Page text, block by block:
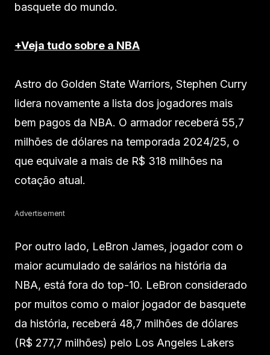
basquete do mundo.
+Veja tudo sobre a NBA
Astro do Golden State Warriors, Stephen Curry
lidera novamente a lista dos jogadores mais
bem pagos da NBA. O armador receberá 55,7
milhões de dólares na temporada 2024/25, o
que equivale a mais de R$ 318 milhões na
cotação atual.
Advertisement
Por outro lado, LeBron James, jogador com o
maior acumulado de salários na história da
NBA, está fora do top-10. LeBron considerado
por muitos como o maior jogador de basquete
da história, receberá 48,7 milhões de dólares
(R$ 277,7 milhões) pelo Los Angeles Lakers